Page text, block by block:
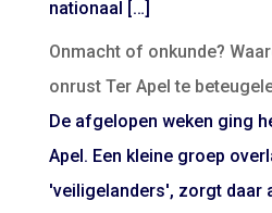
nationaal […]
Onmacht of onkunde?
onrust Ter Apel te
De afgelopen weken ging
Apel. Een kleine groep
'veiligelanders', zorgt daar